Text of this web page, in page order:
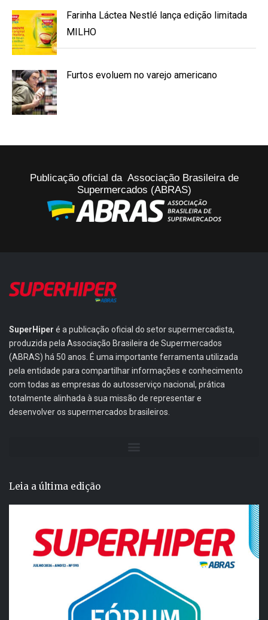
Farinha Láctea Nestlé lança edição limitada
MILHO
Furtos evoluem no varejo americano
Publicação oficial da Associação Brasileira de
Supermercados (ABRAS)
SuperHiper é a publicação oficial do setor supermercadista,
produzida pela Associação Brasileira de Supermercados
(ABRAS) há 50 anos. É uma importante ferramenta utilizada
pela entidade para compartilhar informações e conhecimento
com todas as empresas do autosserviço nacional, prática
totalmente alinhada à sua missão de representar e
desenvolver os supermercados brasileiros.
Leia a última edição